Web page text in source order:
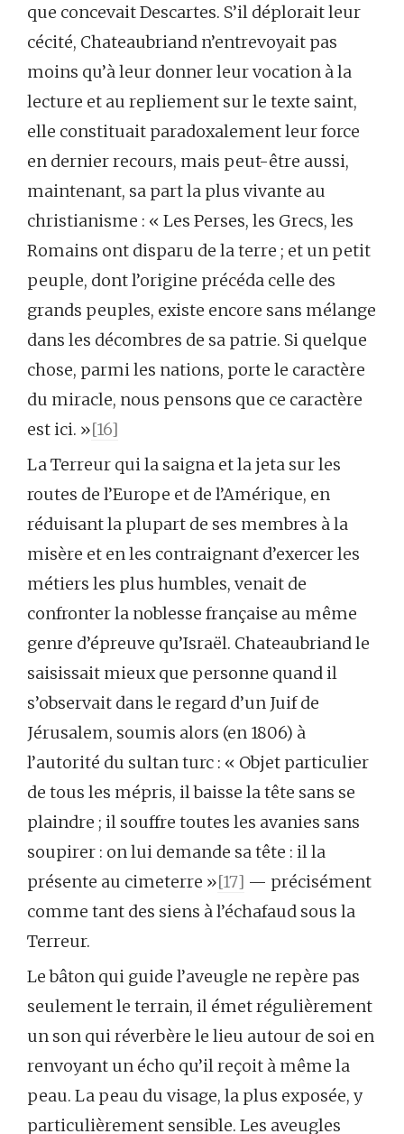
que concevait Descartes. S’il déplorait leur
cécité, Chateaubriand n’entrevoyait pas
moins qu’à leur donner leur vocation à la
lecture et au repliement sur le texte saint,
elle constituait paradoxalement leur force
en dernier recours, mais peut-être aussi,
maintenant, sa part la plus vivante au
christianisme : « Les Perses, les Grecs, les
Romains ont disparu de la terre ; et un petit
peuple, dont l’origine précéda celle des
grands peuples, existe encore sans mélange
dans les décombres de sa patrie. Si quelque
chose, parmi les nations, porte le caractère
du miracle, nous pensons que ce caractère
est ici. »[16]
La Terreur qui la saigna et la jeta sur les
routes de l’Europe et de l’Amérique, en
réduisant la plupart de ses membres à la
misère et en les contraignant d’exercer les
métiers les plus humbles, venait de
confronter la noblesse française au même
genre d’épreuve qu’Israël. Chateaubriand le
saisissait mieux que personne quand il
s’observait dans le regard d’un Juif de
Jérusalem, soumis alors (en 1806) à
l’autorité du sultan turc : « Objet particulier
de tous les mépris, il baisse la tête sans se
plaindre ; il souffre toutes les avanies sans
soupirer : on lui demande sa tête : il la
présente au cimeterre »[17] — précisément
comme tant des siens à l’échafaud sous la
Terreur.
Le bâton qui guide l’aveugle ne repère pas
seulement le terrain, il émet régulièrement
un son qui réverbère le lieu autour de soi en
renvoyant un écho qu’il reçoit à même la
peau. La peau du visage, la plus exposée, y
particulièrement sensible. Les aveugles